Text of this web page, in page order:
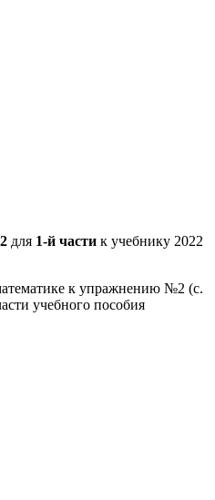
для 1-й части к учебнику 2022
к упражнению №2 (с.
учебного пособия